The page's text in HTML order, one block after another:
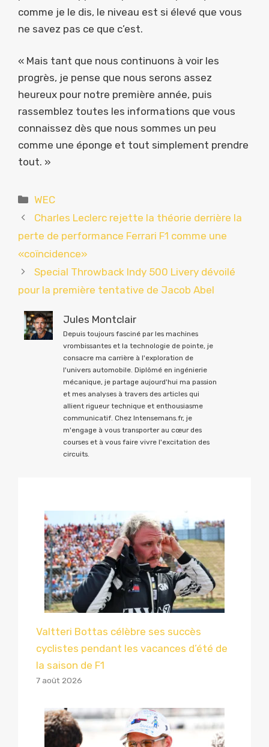
comme je le dis, le niveau est si élevé que vous
ne savez pas ce que c’est.
« Mais tant que nous continuons à voir les
progrès, je pense que nous serons assez
heureux pour notre première année, puis
rassemblez toutes les informations que vous
connaissez dès que nous sommes un peu
comme une éponge et tout simplement prendre
tout. »
Catégories
WEC
Charles Leclerc rejette la théorie derrière la
perte de performance Ferrari F1 comme une
«coïncidence»
Special Throwback Indy 500 Livery dévoilé
pour la première tentative de Jacob Abel
Jules Montclair
Depuis toujours fasciné par les machines
vrombissantes et la technologie de pointe, je
consacre ma carrière à l'exploration de
l'univers automobile. Diplômé en ingénierie
mécanique, je partage aujourd'hui ma passion
et mes analyses à travers des articles qui
allient rigueur technique et enthousiasme
communicatif. Chez Intensemans.fr, je
m'engage à vous transporter au cœur des
courses et à vous faire vivre l'excitation des
circuits.
Valtteri Bottas célèbre ses succès
cyclistes pendant les vacances d’été de
la saison de F1
7 août 2026